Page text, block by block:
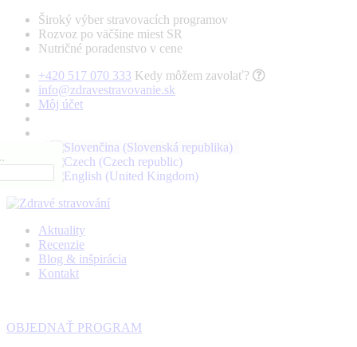
Široký výber stravovacích programov
Rozvoz po väčšine miest SR
Nutričné poradenstvo v cene
+420 517 070 333 Kedy môžem zavolať?
info@zdravestravovanie.sk
Môj účet
Aktuality
Recenzie
Blog & inšpirácia
Kontakt
OBJEDNAŤ PROGRAM